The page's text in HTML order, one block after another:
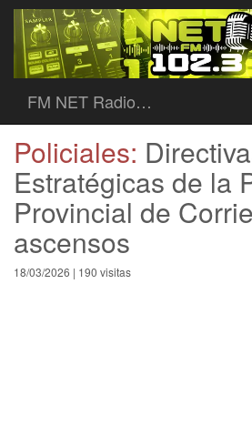
FM NET Radio…
Policiales:
Estratégicas de la
Provincial de
ascensos
18/03/2026 | 190 visitas